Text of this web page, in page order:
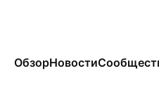
ОбзорНовости